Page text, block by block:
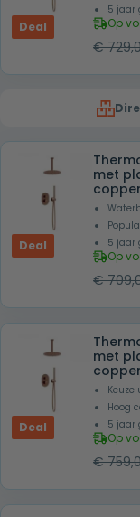
5 jaar
Op
€
Deal
met
copper
5 jaar
Op
€
Deal
met
copper
Hoog
5 jaar
Op
€
Deal